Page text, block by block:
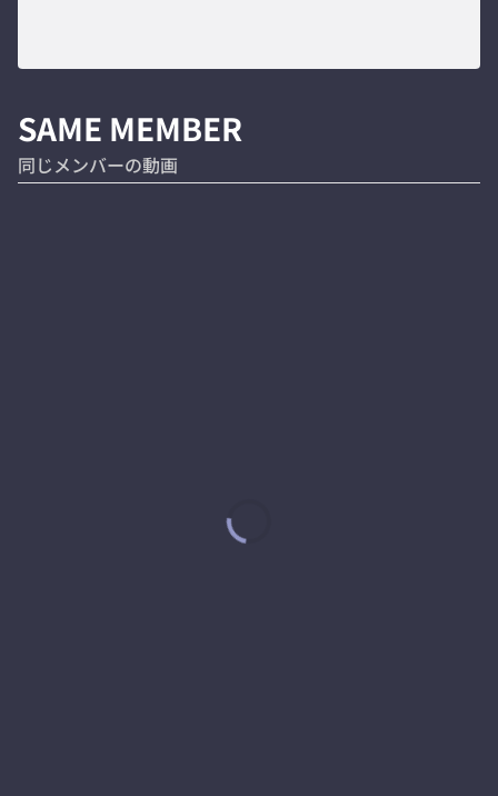
SAME MEMBER
同じメンバーの動画